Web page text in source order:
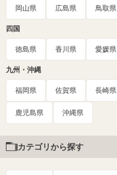
岡山県 広島県 鳥取県
四国
徳島県 香川県 愛媛県
九州・沖縄
福岡県 佐賀県 長崎県
鹿児島県 沖縄県
カテゴリから探す